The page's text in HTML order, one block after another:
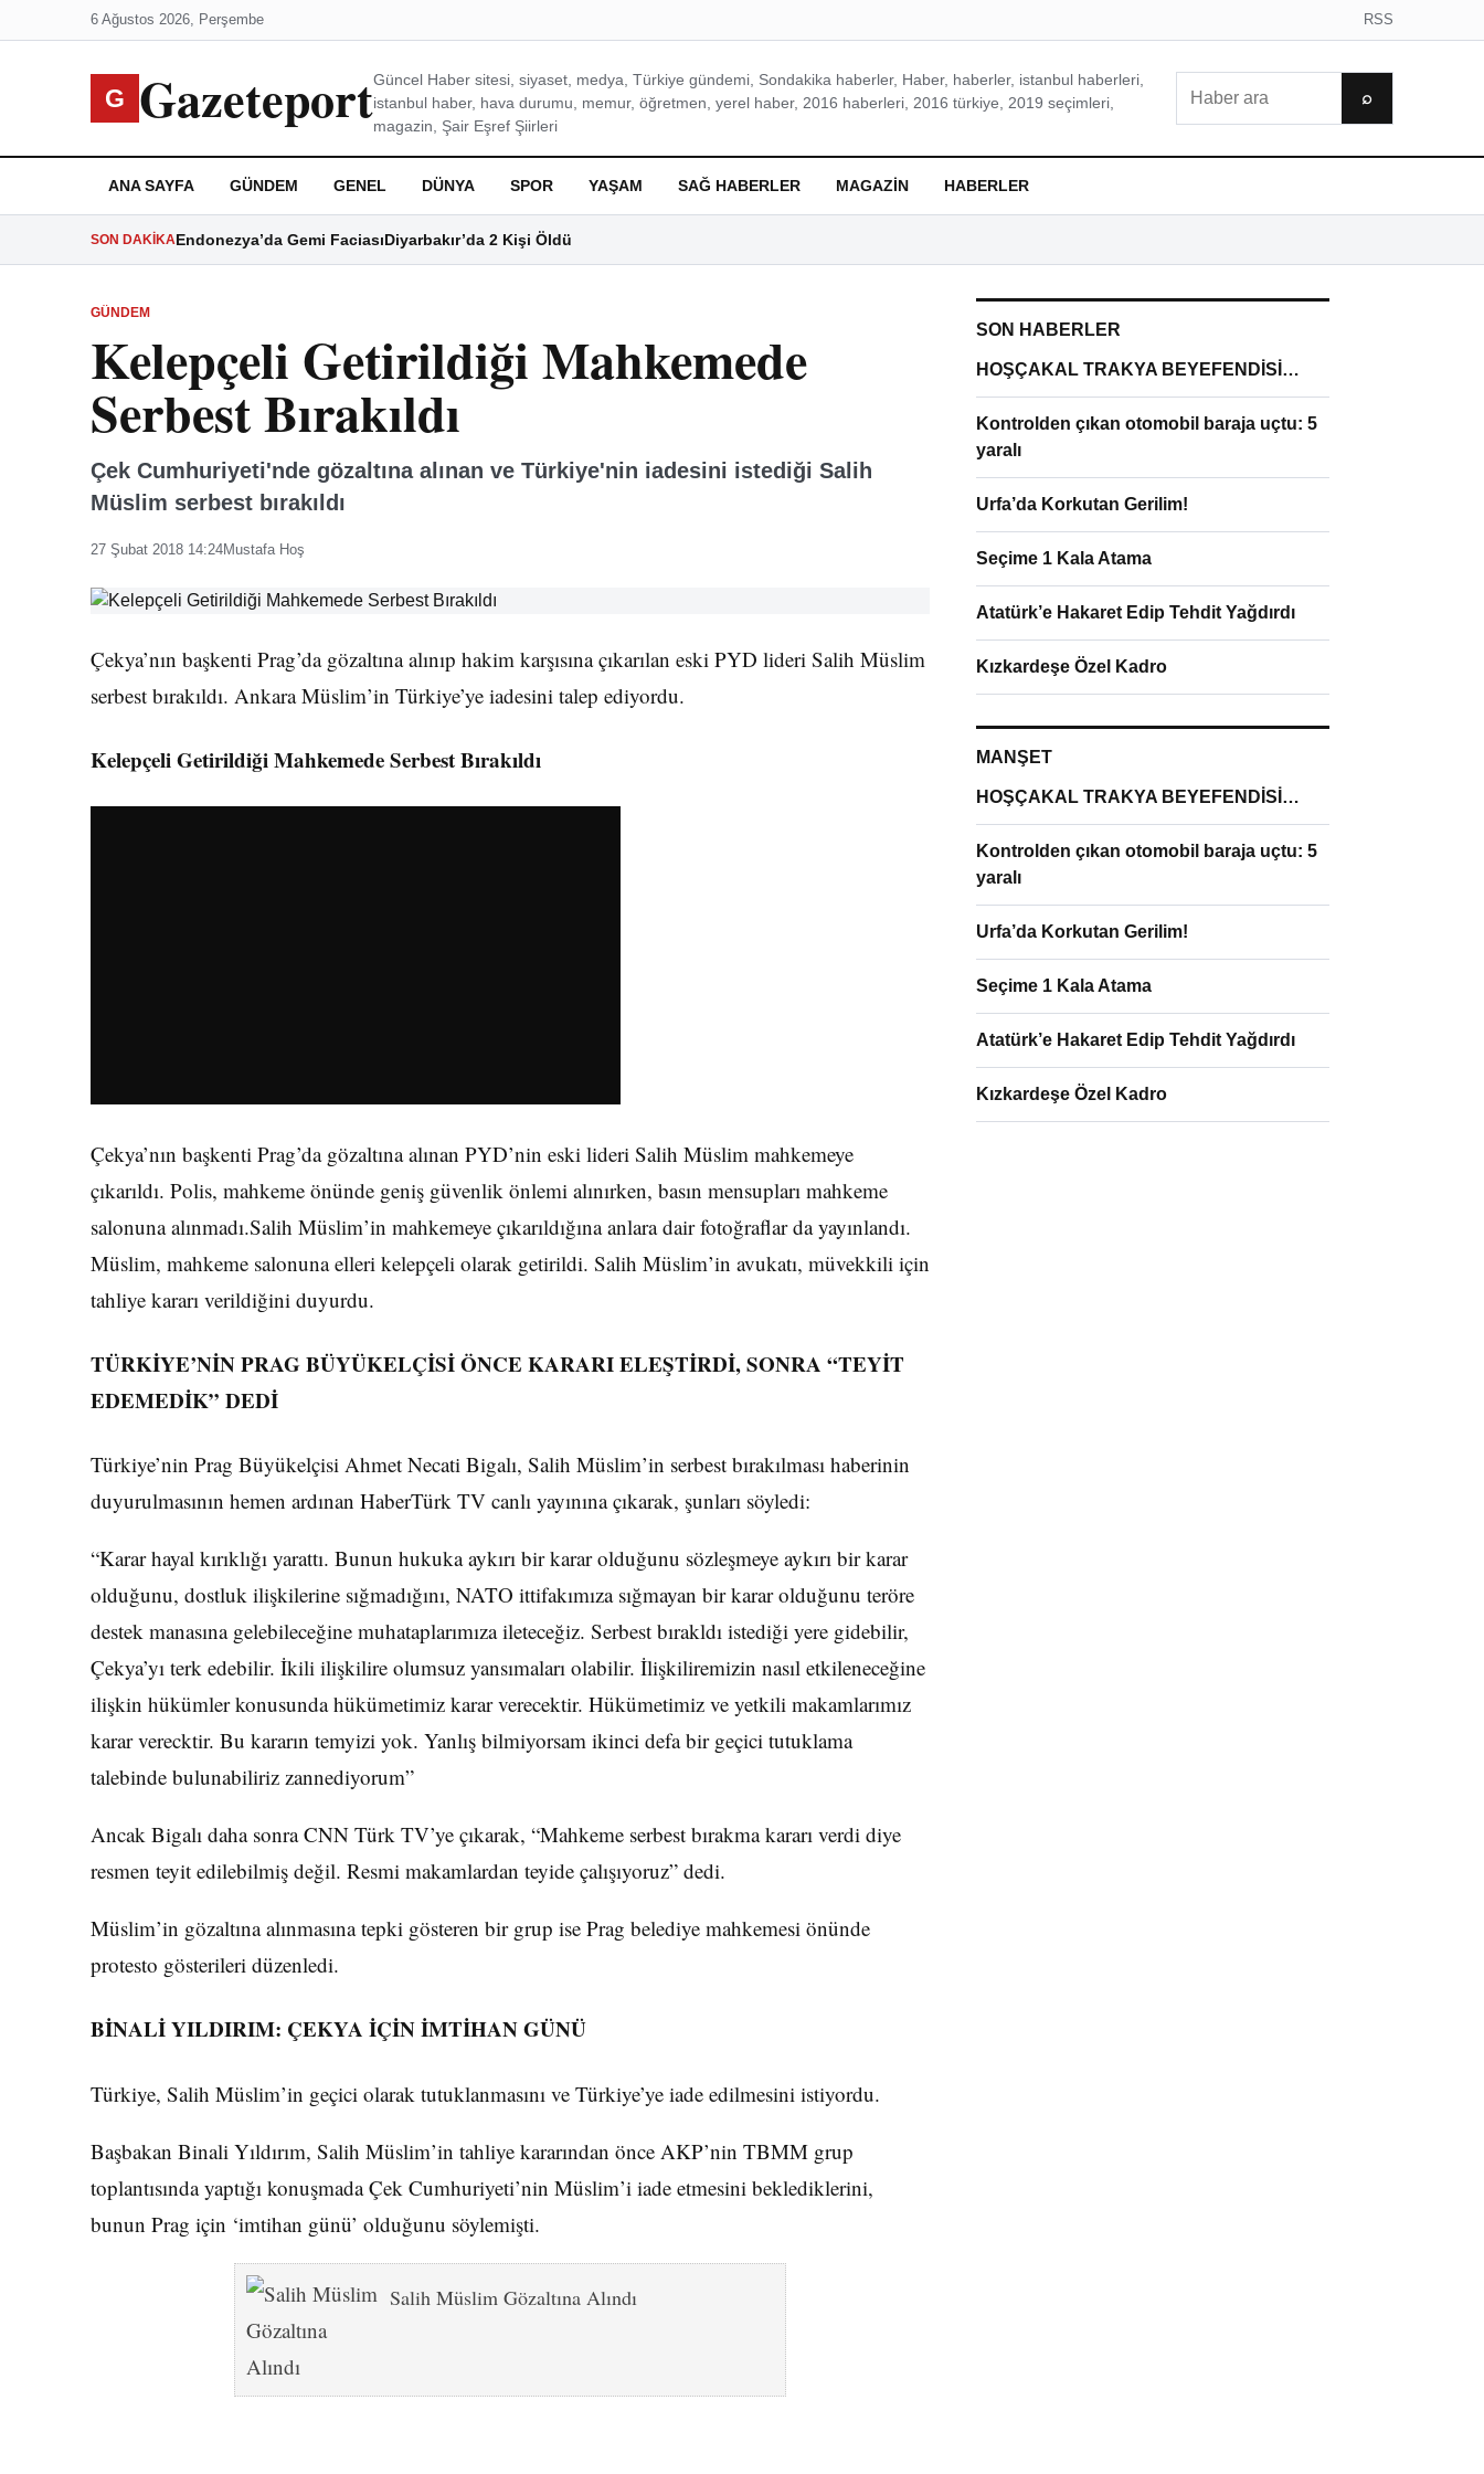
6 Ağustos 2026, Perşembe RSS
G GazeteportGüncel Haber sitesi, siyaset, medya, Türkiye gündemi, Sondakika haberler, Haber, haberler, istanbul haberleri,
istanbul haber, hava durumu, memur, öğretmen, yerel haber, 2016 haberleri, 2016 türkiye, 2019 seçimleri,
magazin, Şair Eşref Şiirleri
⌕
ANA SAYFA GÜNDEM GENEL DÜNYA SPOR YAŞAM SAĞ HABERLER MAGAZIN HABERLER
SON DAKIKAEndonezya’da Gemi FaciasıDiyarbakır’da 2 Kişi Öldü
GÜNDEM
Kelepçeli Getirildiği Mahkemede
Serbest Bırakıldı
Çek Cumhuriyeti'nde gözaltına alınan ve Türkiye'nin iadesini istediği Salih
Müslim serbest bırakıldı
27 Şubat 2018 14:24Mustafa Hoş
Çekya’nın başkenti Prag’da gözaltına alınıp hakim karşısına çıkarılan eski PYD lideri Salih Müslim
serbest bırakıldı. Ankara Müslim’in Türkiye’ye iadesini talep ediyordu.
Kelepçeli Getirildiği Mahkemede Serbest Bırakıldı
Çekya’nın başkenti Prag’da gözaltına alınan PYD’nin eski lideri Salih Müslim mahkemeye
çıkarıldı. Polis, mahkeme önünde geniş güvenlik önlemi alınırken, basın mensupları mahkeme
salonuna alınmadı.Salih Müslim’in mahkemeye çıkarıldığına anlara dair fotoğraflar da yayınlandı.
Müslim, mahkeme salonuna elleri kelepçeli olarak getirildi. Salih Müslim’in avukatı, müvekkili için
tahliye kararı verildiğini duyurdu.
TÜRKİYE’NİN PRAG BÜYÜKELÇİSİ ÖNCE KARARI ELEŞTİRDİ, SONRA “TEYİT
EDEMEDİK” DEDİ
Türkiye’nin Prag Büyükelçisi Ahmet Necati Bigalı, Salih Müslim’in serbest bırakılması haberinin
duyurulmasının hemen ardınan HaberTürk TV canlı yayınına çıkarak, şunları söyledi:
“Karar hayal kırıklığı yarattı. Bunun hukuka aykırı bir karar olduğunu sözleşmeye aykırı bir karar
olduğunu, dostluk ilişkilerine sığmadığını, NATO ittifakımıza sığmayan bir karar olduğunu teröre
destek manasına gelebileceğine muhataplarımıza ileteceğiz. Serbest bırakldı istediği yere gidebilir,
Çekya’yı terk edebilir. İkili ilişkilire olumsuz yansımaları olabilir. İlişkiliremizin nasıl etkileneceğine
ilişkin hükümler konusunda hükümetimiz karar verecektir. Hükümetimiz ve yetkili makamlarımız
karar verecktir. Bu kararın temyizi yok. Yanlış bilmiyorsam ikinci defa bir geçici tutuklama
talebinde bulunabiliriz zannediyorum”
Ancak Bigalı daha sonra CNN Türk TV’ye çıkarak, “Mahkeme serbest bırakma kararı verdi diye
resmen teyit edilebilmiş değil. Resmi makamlardan teyide çalışıyoruz” dedi.
Müslim’in gözaltına alınmasına tepki gösteren bir grup ise Prag belediye mahkemesi önünde
protesto gösterileri düzenledi.
BİNALİ YILDIRIM: ÇEKYA İÇİN İMTİHAN GÜNÜ
Türkiye, Salih Müslim’in geçici olarak tutuklanmasını ve Türkiye’ye iade edilmesini istiyordu.
Başbakan Binali Yıldırım, Salih Müslim’in tahliye kararından önce AKP’nin TBMM grup
toplantısında yaptığı konuşmada Çek Cumhuriyeti’nin Müslim’i iade etmesini beklediklerini,
bunun Prag için ‘imtihan günü’ olduğunu söylemişti.
Salih Müslim Gözaltına Alındı
SON HABERLER
HOŞÇAKAL TRAKYA BEYEFENDİSİ…
Kontrolden çıkan otomobil baraja uçtu: 5
yaralı
Urfa’da Korkutan Gerilim!
Seçime 1 Kala Atama
Atatürk’e Hakaret Edip Tehdit Yağdırdı
Kızkardeşe Özel Kadro
MANŞET
HOŞÇAKAL TRAKYA BEYEFENDİSİ…
Kontrolden çıkan otomobil baraja uçtu: 5
yaralı
Urfa’da Korkutan Gerilim!
Seçime 1 Kala Atama
Atatürk’e Hakaret Edip Tehdit Yağdırdı
Kızkardeşe Özel Kadro